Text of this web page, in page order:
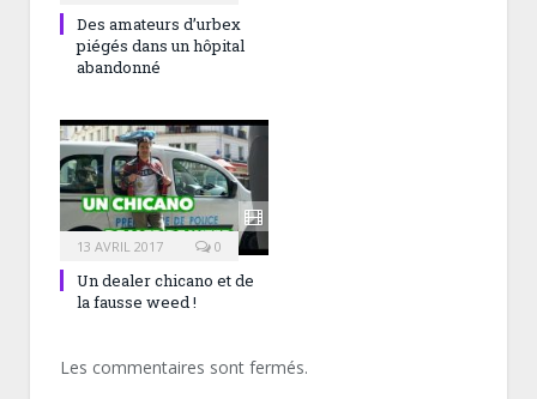
Des amateurs d’urbex
piégés dans un hôpital
abandonné
13 AVRIL 2017 0
Un dealer chicano et de
la fausse weed !
Les commentaires sont fermés.